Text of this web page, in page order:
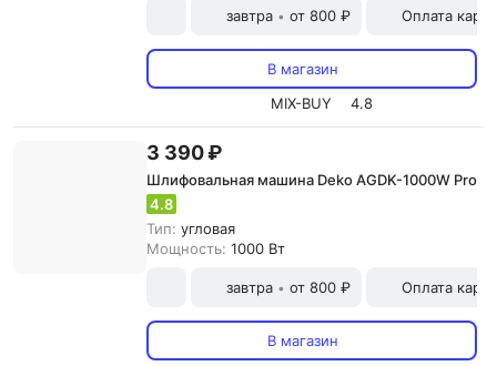
завтра • от 800 ₽ Оплата
В магазин
MIX-BUY
4.8
3 390 ₽
Шлифовальная машина Deko AGDK-1000W Pro
4.8
Тип: угловая
Мощность: 1000 Вт
завтра • от 800 ₽ Оплата
В магазин